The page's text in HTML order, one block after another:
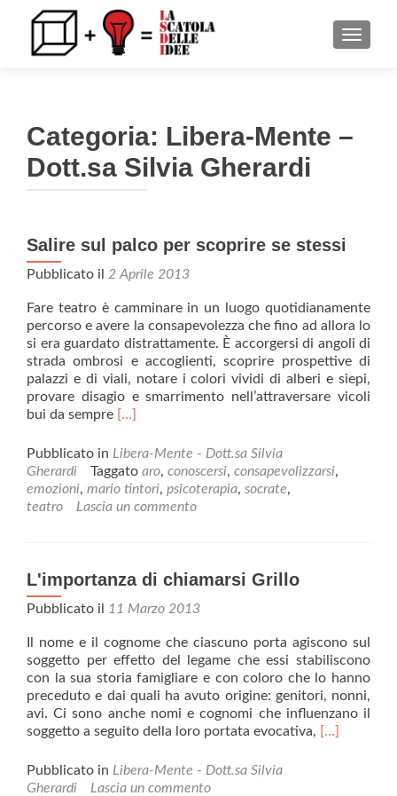
Categoria: Libera-Mente –
Dott.sa Silvia Gherardi
Salire sul palco per scoprire se stessi
Pubblicato il 2 Aprile 2013
Fare teatro è camminare in un luogo quotidianamente
percorso e avere la consapevolezza che fino ad allora lo
si era guardato distrattamente. È accorgersi di angoli di
strada ombrosi e accoglienti, scoprire prospettive di
palazzi e di viali, notare i colori vividi di alberi e siepi,
provare disagio e smarrimento nell’attraversare vicoli
bui da sempre Leggi
piùSalire
sul
palco
per
[…]
Pubblicato in Libera-Mente - Dott.sa Silvia
Gherardi
Taggato aro, conoscersi, consapevolizzarsi,
emozioni, mario tintori, psicoterapia, socrate,
teatro
Lascia un commento
L'importanza di chiamarsi Grillo
Pubblicato il 11 Marzo 2013
Il nome e il cognome che ciascuno porta agiscono sul
soggetto per effetto del legame che essi stabiliscono
con la sua storia famigliare e con coloro che lo hanno
preceduto e dai quali ha avuto origine: genitori, nonni,
avi. Ci sono anche nomi e cognomi che influenzano il
soggetto a seguito della loro portata evocativa, Leggi
[…]
Pubblicato in Libera-Mente - Dott.sa Silvia
Gherardi
Lascia un commento
Navigazione articoli